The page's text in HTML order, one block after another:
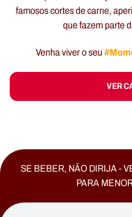
famosos cortes de carne,
que fazem parte
Venha viver o seu
VER
SE BEBER, NÃO DIRIJA -
PARA